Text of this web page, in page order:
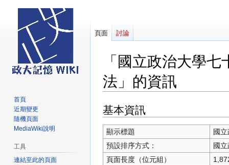
「國立政治大學
法」的資訊
跳
至
導
覽
跳
至
搜
尋
基本資訊
顯示標題
國
預設排序方式：
國
頁面長度（位元組）
頁面 討論
首頁
近期變更
隨機頁面
MediaWiki說明
工具
連結至此的頁面